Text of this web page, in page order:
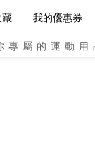
我的優惠券
屬的運動用